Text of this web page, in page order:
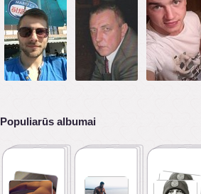
Populiarūs albumai